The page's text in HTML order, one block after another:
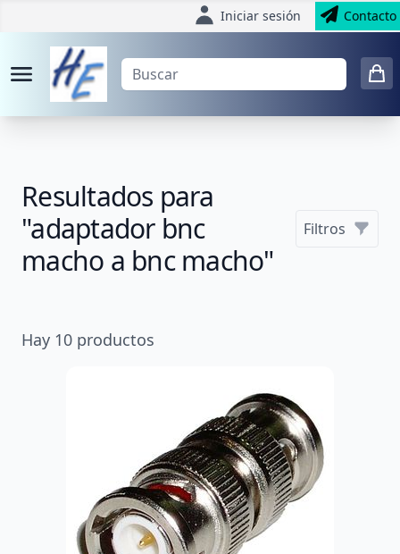
Iniciar sesión Contacto
Resultados para
"adaptador bnc
macho a bnc macho"
Filtros
Hay 10 productos